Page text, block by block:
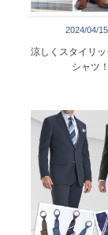
2024/04/
涼しくスタイリ
シャツ